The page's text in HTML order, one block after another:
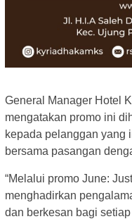
General Manager Hotel
mengatakan promo ini
kepada pelanggan yang
bersama pasangan
“Melalui promo June:
menghadirkan
dan berkesan bagi